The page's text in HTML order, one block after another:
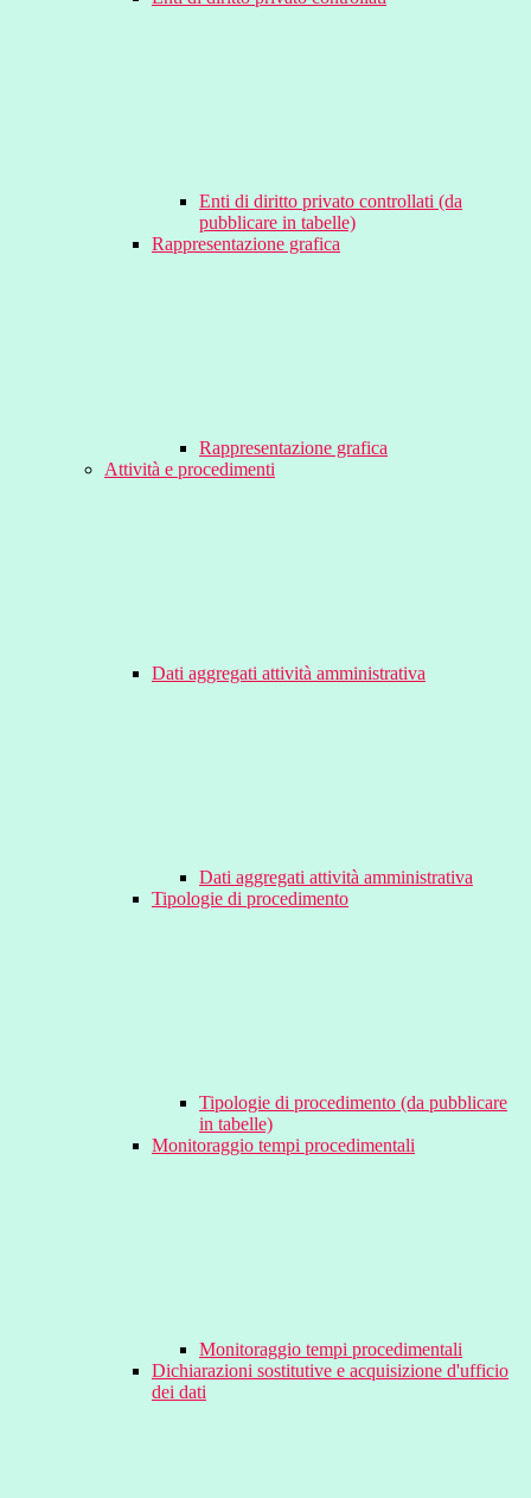
Enti di diritto privato controllati (da
pubblicare in tabelle)
Rappresentazione grafica
Rappresentazione grafica
Attività e procedimenti
Dati aggregati attività amministrativa
Dati aggregati attività amministrativa
Tipologie di procedimento
Tipologie di procedimento (da pubblicare
in tabelle)
Monitoraggio tempi procedimentali
Monitoraggio tempi procedimentali
Dichiarazioni sostitutive e acquisizione d'ufficio
dei dati